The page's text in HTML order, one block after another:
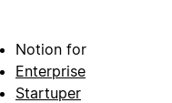
Notion for
Enterprise
Startuper